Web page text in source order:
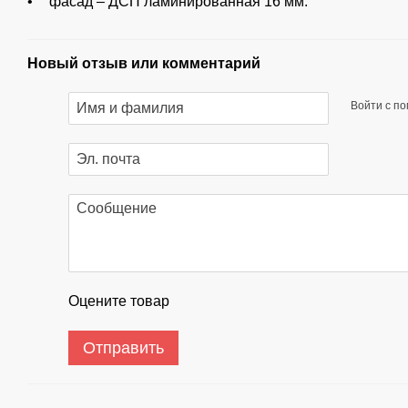
Новый отзыв или комментарий
Войти с
Оцените товар
Отправить